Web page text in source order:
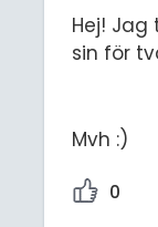
Hej!
sin för
Mvh :)
0